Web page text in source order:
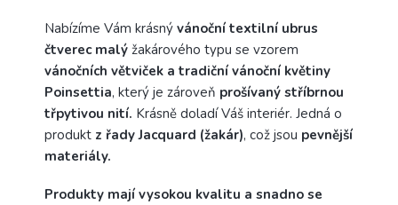
Nabízíme Vám krásný vánoční textilní ubrus
čtverec malý žakárového typu se vzorem
vánočních větviček a tradiční vánoční květiny
Poinsettia, který je zároveň prošívaný stříbrnou
třpytivou nití. Krásně doladí Váš interiér. Jedná o
produkt z řady Jacquard (žakár), což jsou pevnější
materiály.
Produkty mají vysokou kvalitu a snadno se